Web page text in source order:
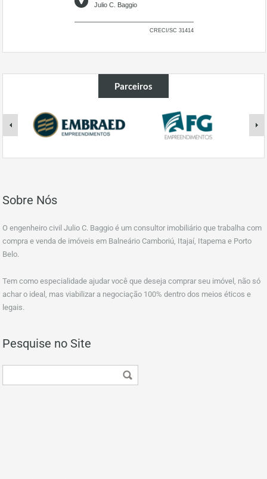
Julio C. Baggio
CRECI/SC 31414
Parceiros
Sobre Nós
O engenheiro civil Julio C. Baggio é um consultor imobiliário que trabalha com
compra e venda de imóveis em Balneário Camboriú, Itajaí, Itapema e Porto
Belo.
Tem como especialidade ajudar você que deseja comprar seu imóvel, não só
achar o ideal, mas viabilizar a negociação 100% dentro dos meios éticos e
legais.
Pesquise no Site